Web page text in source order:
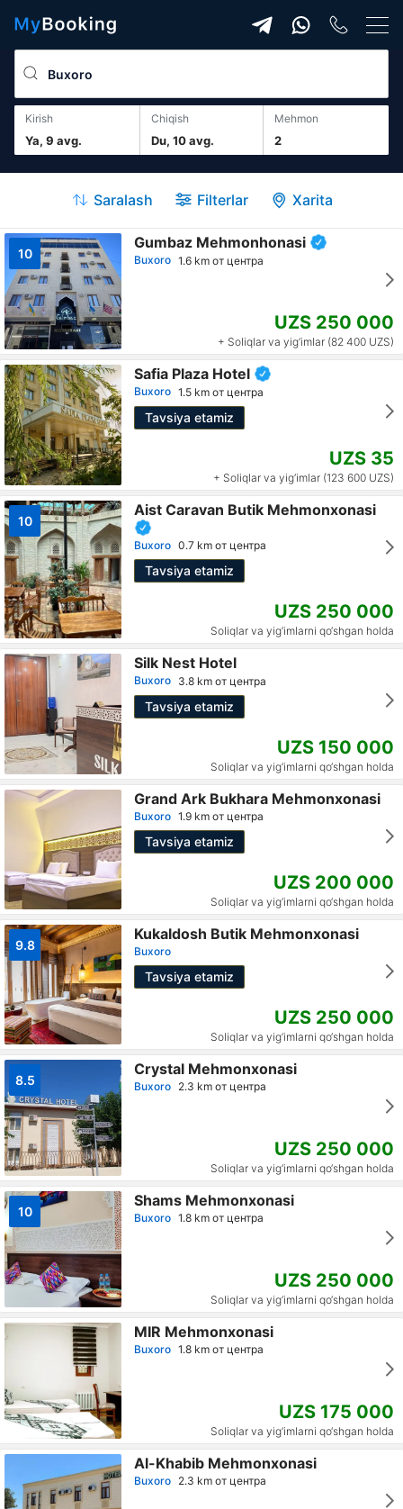
Kirish
Ya, 9 avg.
Chiqish
Du, 10 avg. 2
mehmon
Saralash Filterlar Xarita
10
Gumbaz Mehmonhonasi
Buxoro 1.6 km от центра
UZS 250 000
+ Soliqlar va yig‘imlar (82 400 UZS)
Safia Plaza Hotel
Buxoro 1.5 km от центра
Tavsiya etamiz
UZS 35
+ Soliqlar va yig‘imlar (123 600 UZS)
10
Aist Caravan Butik Mehmonxonasi
Buxoro 0.7 km от центра
Tavsiya etamiz
UZS 250 000
Soliqlar va yig‘imlarni qo‘shgan holda
Silk Nest Hotel
Buxoro 3.8 km от центра
Tavsiya etamiz
UZS 150 000
Soliqlar va yig‘imlarni qo‘shgan holda
Grand Ark Bukhara Mehmonxonasi
Buxoro 1.9 km от центра
Tavsiya etamiz
UZS 200 000
Soliqlar va yig‘imlarni qo‘shgan holda
9.8
Kukaldosh Butik Mehmonxonasi
Buxoro
Tavsiya etamiz
UZS 250 000
Soliqlar va yig‘imlarni qo‘shgan holda
8.5
Crystal Mehmonxonasi
Buxoro 2.3 km от центра
UZS 250 000
Soliqlar va yig‘imlarni qo‘shgan holda
10
Shams Mehmonxonasi
Buxoro 1.8 km от центра
UZS 250 000
Soliqlar va yig‘imlarni qo‘shgan holda
MIR Мehmonxonasi
Buxoro 1.8 km от центра
UZS 175 000
Soliqlar va yig‘imlarni qo‘shgan holda
Al-Khabib Mehmonxonasi
Buxoro 2.3 km от центра